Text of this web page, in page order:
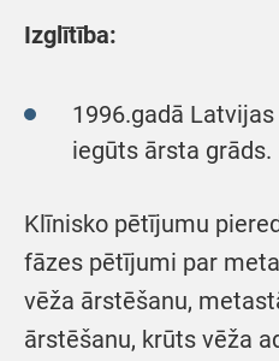
Izglītība:
1996.gadā
iegūts ārsta grāds.
Klīnisko pētījumu
fāzes pētījumi par
vēža ārstēšanu,
ārstēšanu, krūts vēža